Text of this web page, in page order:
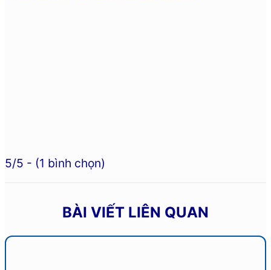
5/5 - (1 bình chọn)
BÀI VIẾT LIÊN QUAN